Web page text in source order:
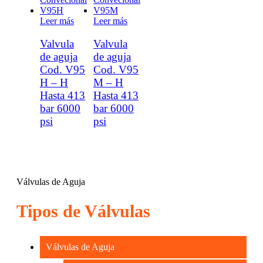
Leer más
Valvula
de aguja
Cod. V95
H – H
Hasta 413
bar 6000
psi
Leer más
Valvula
de aguja
Cod. V95
M – H
Hasta 413
bar 6000
psi
Válvulas de Aguja
Tipos de Válvulas
Válvulas de Aguja